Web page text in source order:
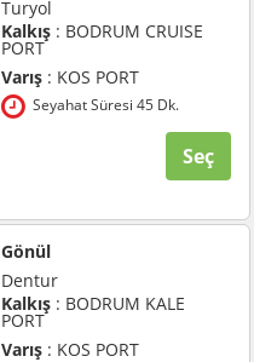
Turyol
Kalkış : BODRUM CRUISE
PORT
Varış : KOS PORT
Seyahat Süresi 45 Dk.
Seç
Gönül
Dentur
Kalkış : BODRUM KALE
PORT
Varış : KOS PORT